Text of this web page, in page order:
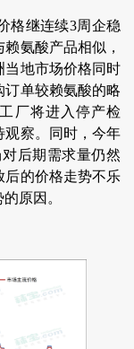
格继连续3周企稳
氨酸产品相似，
当地市场价格同时
订单较赖氨酸的略
厂将进入停产检
观察。同时，今年
后期需求量仍然
后的价格走势不乐
原因。